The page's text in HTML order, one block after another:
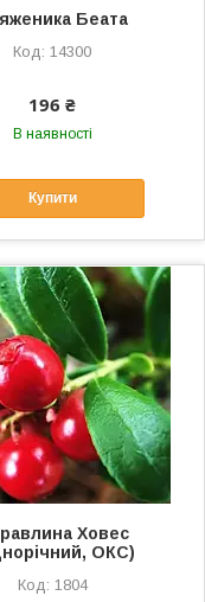
Беата
14300
196 ₴
В наявності
Купити
Ховес
ОКС)
1804